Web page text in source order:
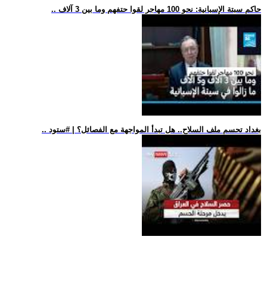
.. حاكم سبتة الإسبانية: نحو 100 مهاجر لقوا حتفهم وما بين 3 آلاف
.. بغداد تحسم ملف السلاح.. هل تبدأ المواجهة مع الفصائل؟ | #ستود